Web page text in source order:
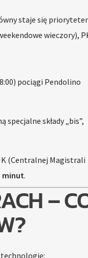
staje się
wieczory),
pociągi Pendolino
składy „bis”,
(Centralnej Magistrali
minut.
–